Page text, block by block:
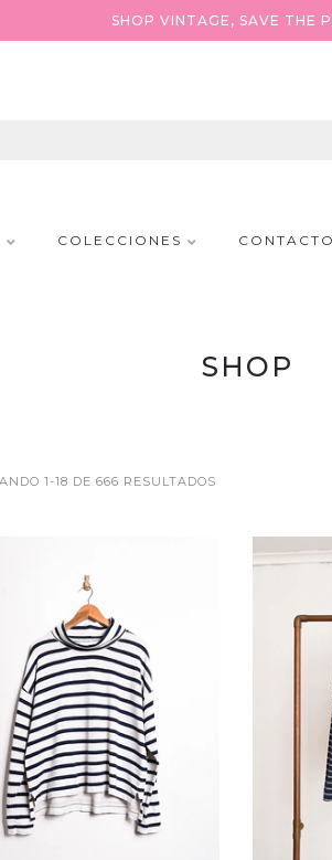
SHOP VINTAGE, SAVE THE
COLECCIONES CONTACTO
SHOP
1-18 DE 666 RESULTADOS